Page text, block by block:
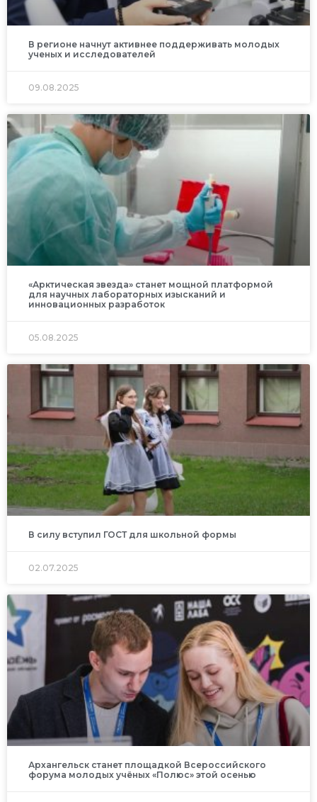
В регионе начнут активнее поддерживать молодых
ученых и исследователей
09.08.2025
«Арктическая звезда» станет мощной платформой
для научных лабораторных изысканий и
инновационных разработок
05.08.2025
В силу вступил ГОСТ для школьной формы
02.07.2025
Архангельск станет площадкой Всероссийского
форума молодых учёных «Полюс» этой осенью